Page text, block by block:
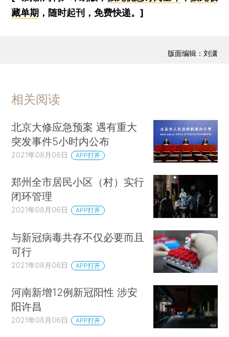
藏单期 ，随时起刊，免费快递。]
版面编辑：刘潇
相关阅读
北京大修应急预案 遇有重大
突发事件5小时内公布
2021年08月06日 APP打开
郑州全市居民小区（村）实行
闭环管理
2021年08月06日 APP打开
与新冠病毒共存不仅必要而且
可行
2021年08月06日 APP打开
河南新增12例新冠阳性 涉安
阳许昌
2021年08月06日 APP打开